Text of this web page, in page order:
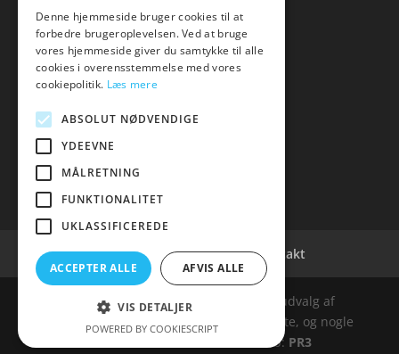
hvidevaremagasinet
Tlf: 7876 8672
Mail:
Cookie- og privatlivspolitik Kontakt
Denne hjemmeside samler et bredt udvalg af
spændende varer. Siden er et affiiliatesite, og nogle
links kan være affiliatelinks. Web: PR3
Denne hjemmeside bruger cookies til at
forbedre brugeroplevelsen. Ved at bruge
vores hjemmeside giver du samtykke til alle
cookies i overensstemmelse med vores
cookiepolitik. Læs mere
ABSOLUT NØDVENDIGE
YDEEVNE
MÅLRETNING
FUNKTIONALITET
UKLASSIFICEREDE
ACCEPTER ALLE AFVIS ALLE
VIS DETALJER
POWERED BY COOKIESCRIPT